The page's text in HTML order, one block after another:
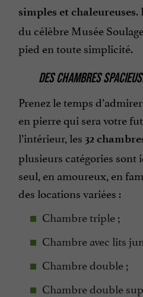
simples et chaleureuses.
du célèbre Musée
pied en toute simplicité.
DES CHAMBRES
Prenez le temps
en pierre qui sera votre
l’intérieur, les 32
plusieurs catégories sont
seul, en amoureux, en
des locations variées :
Chambre triple ;
Chambre avec lits
Chambre double ;
Chambre double